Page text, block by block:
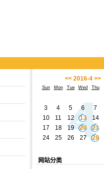
<< 2016-4 >>
Sun Mon Tue Wed Thu
3
4 5 6 7
10
11 12 13 14
17
18 19 20 21
24
25 26 27 28
网站分类